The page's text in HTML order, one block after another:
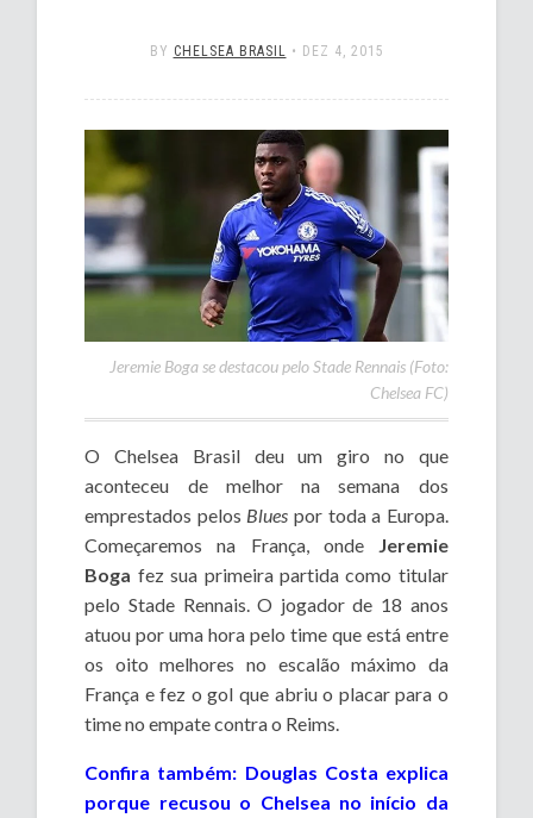
BY CHELSEA BRASIL • DEZ 4, 2015
Jeremie Boga se destacou pelo Stade Rennais (Foto:
Chelsea FC)
O Chelsea Brasil deu um giro no que
aconteceu de melhor na semana dos
emprestados pelos Blues por toda a Europa.
Começaremos na França, onde Jeremie
Boga fez sua primeira partida como titular
pelo Stade Rennais. O jogador de 18 anos
atuou por uma hora pelo time que está entre
os oito melhores no escalão máximo da
França e fez o gol que abriu o placar para o
time no empate contra o Reims.
Confira também: Douglas Costa explica
porque recusou o Chelsea no início da